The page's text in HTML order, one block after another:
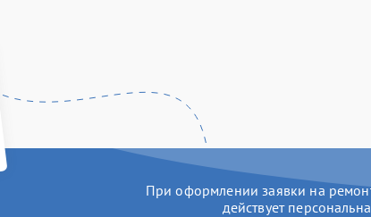
При оформлении заявки на
действует